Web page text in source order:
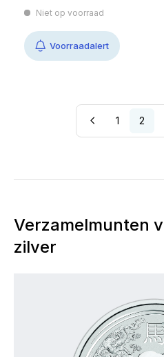
Niet op voorraad
Voorraadalert
1 2
Verzamelmunten
zilver